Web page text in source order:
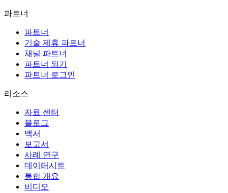
파트너
파트너
기술 제휴 파트너
채널 파트너
파트너 되기
파트너 로그인
리소스
자료 센터
블로그
백서
보고서
사례 연구
데이터시트
통합 개요
비디오